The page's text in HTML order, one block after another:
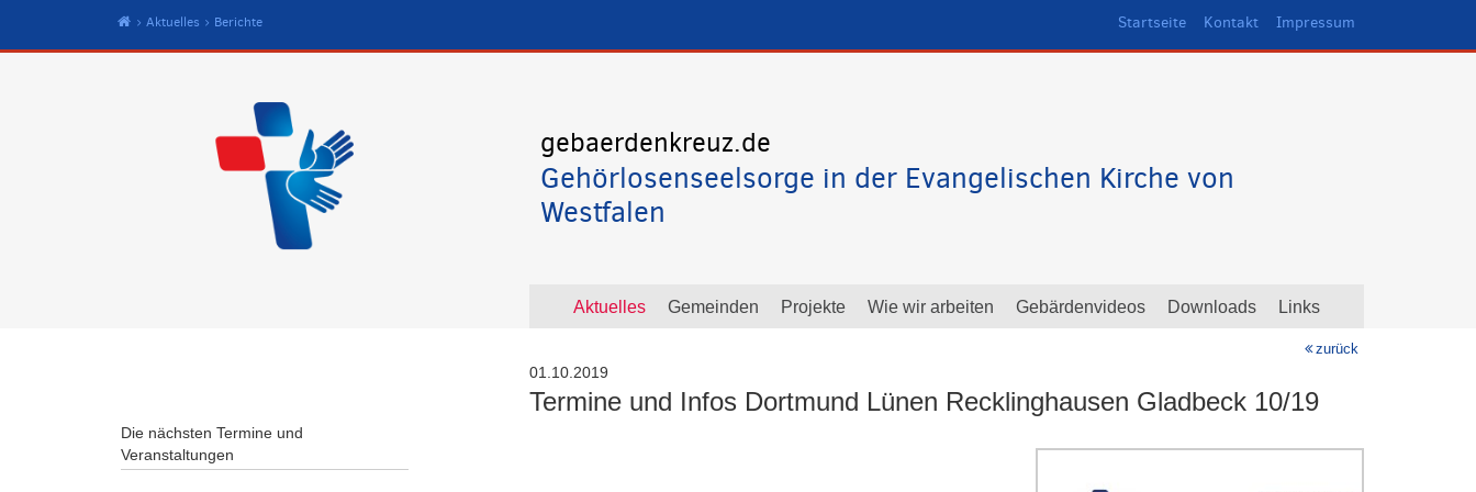
Start
Aktuelles Berichte Startseite Kontakt Impressum
gebaerdenkreuz.de
Gehörlosenseelsorge in der Evangelischen Kirche von
Westfalen
Aktuelles Gemeinden Projekte Wie wir arbeiten Gebärdenvideos Downloads Links
zurück
01.10.2019
Termine und Infos Dortmund Lünen Recklinghausen Gladbeck 10/19
Die nächsten Termine und
Veranstaltungen